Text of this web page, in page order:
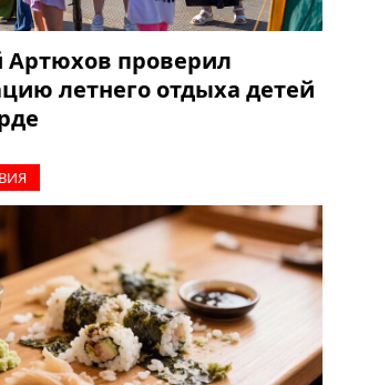
проверил
летнего отдыха детей